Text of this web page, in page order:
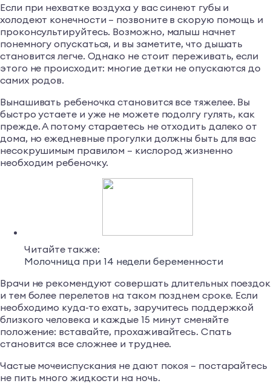
Если при нехватке воздуха у вас синеют губы и
холодеют конечности – позвоните в скорую помощь и
проконсультируйтесь. Возможно, малыш начнет
понемногу опускаться, и вы заметите, что дышать
становится легче. Однако не стоит переживать, если
этого не происходит: многие детки не опускаются до
самих родов.
Вынашивать ребеночка становится все тяжелее. Вы
быстро устаете и уже не можете подолгу гулять, как
прежде. А потому стараетесь не отходить далеко от
дома, но ежедневные прогулки должны быть для вас
несокрушимым правилом – кислород жизненно
необходим ребеночку.
Читайте также:
Молочница при 14 недели беременности
Врачи не рекомендуют совершать длительных поездок
и тем более перелетов на таком позднем сроке. Если
необходимо куда-то ехать, заручитесь поддержкой
близкого человека и каждые 15 минут сменяйте
положение: вставайте, прохаживайтесь. Спать
становится все сложнее и труднее.
Частые мочеиспускания не дают покоя – постарайтесь
не пить много жидкости на ночь.